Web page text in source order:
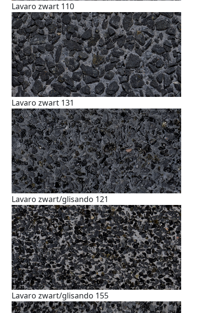
Lavaro zwart 110
Lavaro zwart 131
Lavaro zwart/glisando 121
Lavaro zwart/glisando 155